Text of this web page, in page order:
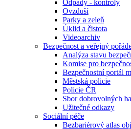
Odpady - kontroly
Ovzduší
Parky a zeleň
Úklid a čistota
Videoarchiv
Bezpečnost a veřejný
Analýza stavu
Komise pro
Bezpečnostní portál
Městská policie
Policie ČR
Sbor dobrovolných
Užitečné odkazy
Sociální péče
Bezbariérový atlas